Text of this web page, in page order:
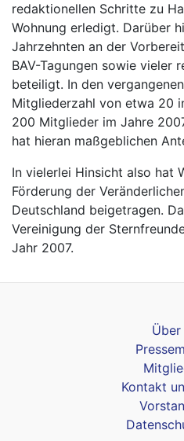
redaktionellen Schritte zu
Wohnung erledigt. Darüber
Jahrzehnten an der
BAV-Tagungen sowie vieler
beteiligt. In den
Mitgliederzahl von etwa 20
200 Mitglieder im Jahre
hat hieran maßgeblichen
In vielerlei Hinsicht also hat
Förderung der
Deutschland beigetragen.
Vereinigung der
Jahr 2007.
Über
Kontakt